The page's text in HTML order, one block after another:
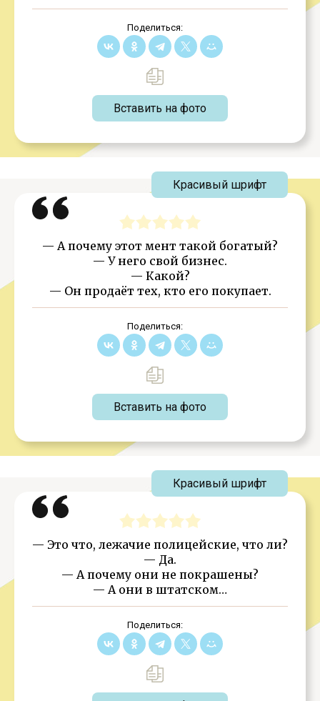
Поделиться:
Вставить на фото
— А почему этот мент такой богатый?
— У него свой бизнес.
— Какой?
— Он продаёт тех, кто его покупает.
Поделиться:
Вставить на фото
Красивый шрифт
— Это что, лежачие полицейские, что ли?
— Да.
— А почему они не покрашены?
— А они в штатском…
Поделиться:
Красивый шрифт